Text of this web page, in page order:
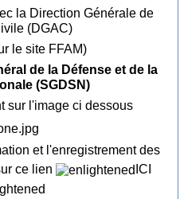
la Direction Générale de
(DGAC)
le site FFAM)
de la Défense et de la
(SGDSN)
sur l'image ci dessous
et l'enregistrement des
ce lien
ICI